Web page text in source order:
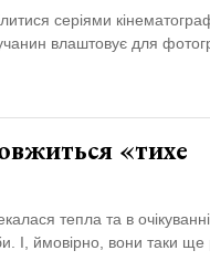
серіями
влаштовує для
«тихе
тепла та в
І, ймовірно, вони таки ще